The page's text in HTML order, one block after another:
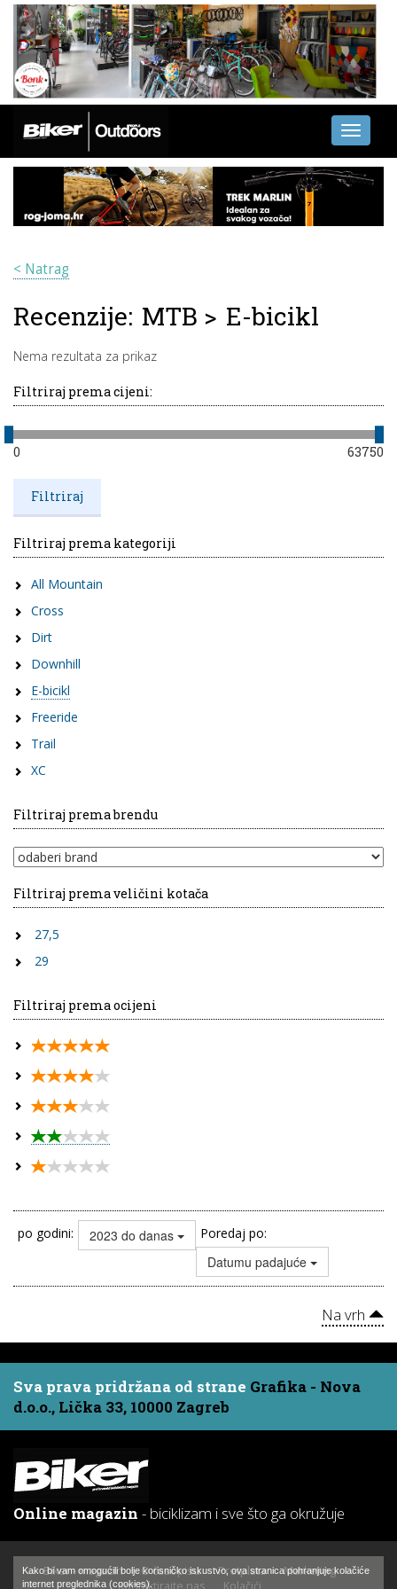
Toggle
< Natrag
Recenzije: MTB > E-bicikl
Nema rezultata za prikaz
Filtriraj prema cijeni:
0 63750
Filtriraj prema kategoriji
All Mountain
Cross
Dirt
Downhill
E-bicikl
Freeride
Trail
XC
Filtriraj prema brendu
Filtriraj prema veličini kotača
27,5
29
Filtriraj prema ocijeni
po godini: 2023 do danas Poredaj po:
Datumu padajuće
Na vrh
Sva prava pridržana od strane Grafika - Nova
d.o.o., Lička 33, 10000 Zagreb
Online magazin - biciklizam i sve što ga okružuje
Biker - magazin O časopisu Pretplata
Marketing
Kontaktirajte nas
Kolačići
Kako bi vam omogućili bolje korisničko iskustvo, ova stranica pohranjuje kolačiće
internet preglednika (cookies).